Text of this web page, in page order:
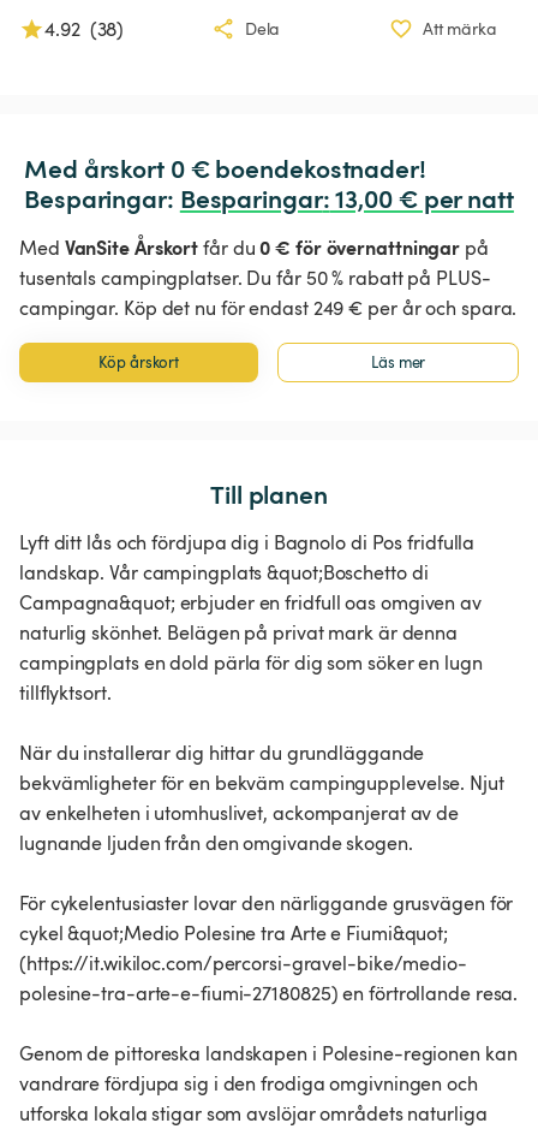
4.92 (38) Dela Att märka
Med årskort 0 € boendekostnader!
Besparingar: Besparingar: 13,00 € per natt
Med VanSite Årskortfår du0 € för övernattningar på
tusentals campingplatser. Du får 50 % rabatt på PLUS-
campingar. Köp det nu för endast 249 € per år och spara.
Köp årskort Läs mer
Till planen
Lyft ditt lås och fördjupa dig i Bagnolo di Pos fridfulla
landskap. Vår campingplats &quot;Boschetto di
Campagna&quot; erbjuder en fridfull oas omgiven av
naturlig skönhet. Belägen på privat mark är denna
campingplats en dold pärla för dig som söker en lugn
tillflyktsort.
När du installerar dig hittar du grundläggande
bekvämligheter för en bekväm campingupplevelse. Njut
av enkelheten i utomhuslivet, ackompanjerat av de
lugnande ljuden från den omgivande skogen.
För cykelentusiaster lovar den närliggande grusvägen för
cykel &quot;Medio Polesine tra Arte e Fiumi&quot;
(https://it.wikiloc.com/percorsi-gravel-bike/medio-
polesine-tra-arte-e-fiumi-27180825) en förtrollande resa.
Genom de pittoreska landskapen i Polesine-regionen kan
vandrare fördjupa sig i den frodiga omgivningen och
utforska lokala stigar som avslöjar områdets naturliga